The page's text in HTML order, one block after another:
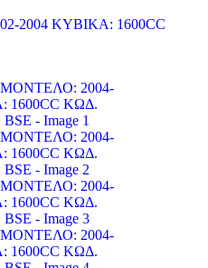
2004 ΚΥΒΙΚΑ: 1600CC